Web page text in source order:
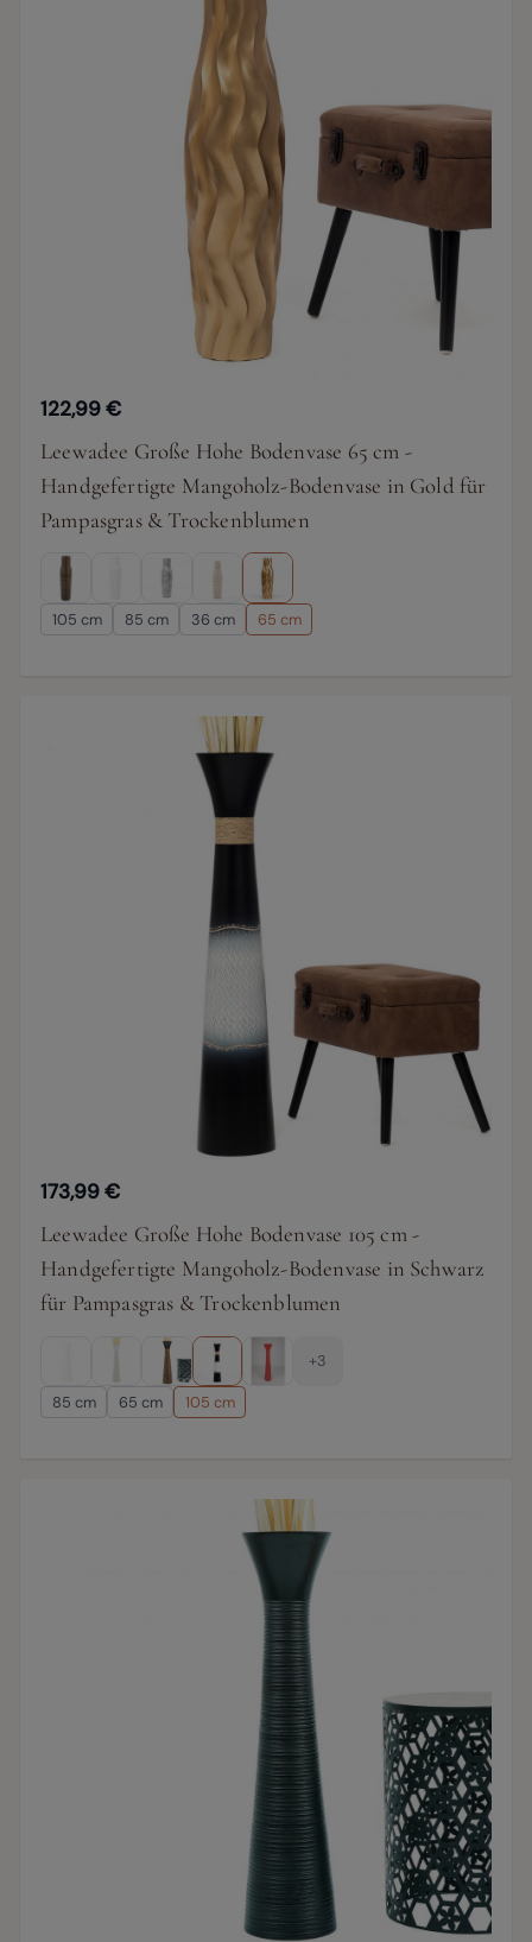
122,99 €
Leewadee Große Hohe Bodenvase 65 cm -
Handgefertigte Mangoholz-Bodenvase in Gold für
Pampasgras & Trockenblumen
105 cm 85 cm 36 cm 65 cm
173,99 €
Leewadee Große Hohe Bodenvase 105 cm -
Handgefertigte Mangoholz-Bodenvase in Schwarz
für Pampasgras & Trockenblumen
+3
85 cm 65 cm 105 cm